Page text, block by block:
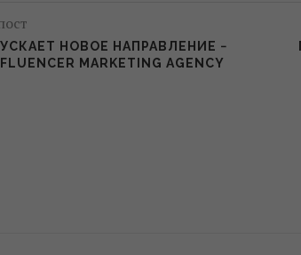
НОВОЕ НАПРАВЛЕНИЕ −
MARKETING AGENCY